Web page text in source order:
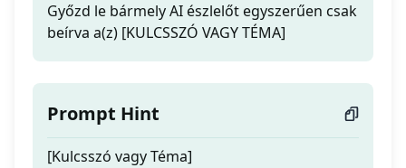
Győzd le bármely AI észlelőt egyszerűen csak
beírva a(z) [KULCSSZÓ VAGY TÉMA]
Prompt Hint
[Kulcsszó vagy Téma]